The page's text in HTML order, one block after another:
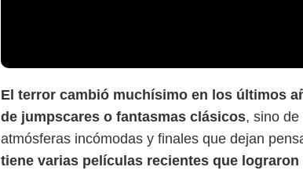
El terror cambió muchísimo en los últimos
de jumpscares o fantasmas clásicos, sino
atmósferas incómodas y finales que dejan
tiene varias películas recientes que